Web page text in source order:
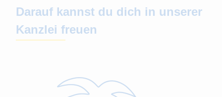
Darauf kannst du dich in unserer
Kanzlei freuen